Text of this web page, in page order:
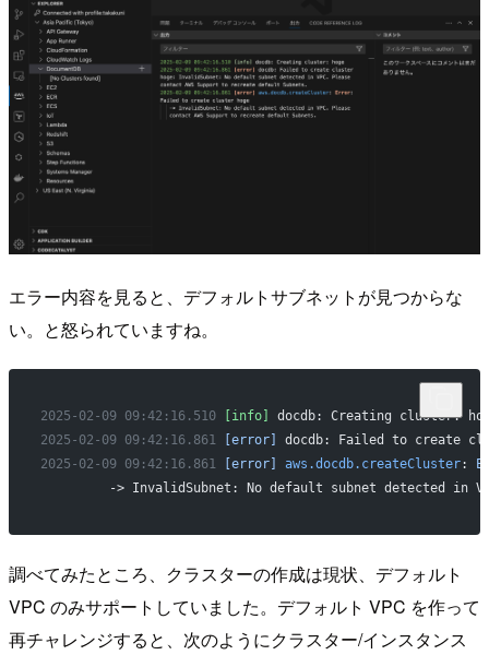
エラー内容を見ると、デフォルトサブネットが見つからな
い。と怒られていますね。
2025-02-09 09:42:16.510 [info]
docdb: Creating cluster:
2025-02-09 09:42:16.861 [error]
docdb: Failed to create
2025-02-09 09:42:16.861 [error] aws.docdb.createCluster:
-> InvalidSubnet: No default subnet detected in
調べてみたところ、クラスターの作成は現状、デフォルト
VPC のみサポートしていました。デフォルト VPC を作って
再チャレンジすると、次のようにクラスター/インスタンス